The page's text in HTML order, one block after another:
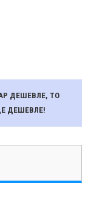
ДЕШЕВЛЕ, ТО
ДЕШЕВЛЕ!